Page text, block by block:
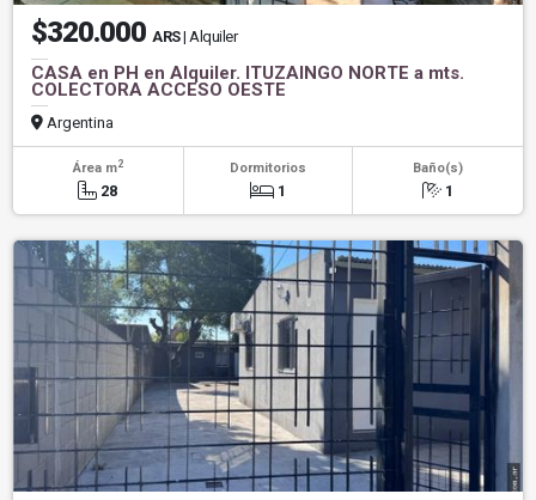
$320.000 ARS| Alquiler
CASA en PH en Alquiler. ITUZAINGO NORTE a mts.
COLECTORA ACCESO OESTE
Argentina
Área m2
28
Dormitorios
1
Baño(s)
1